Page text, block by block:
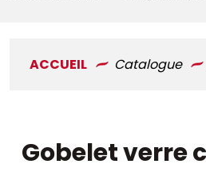
ACCUEIL Catalogue
Gobelet verre